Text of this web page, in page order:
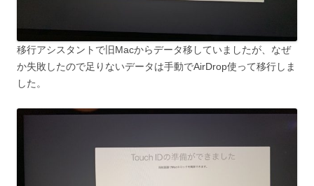
移行アシスタントで旧Macからデータ移していましたが、なぜ
か失敗したので足りないデータは手動でAirDrop使って移行しま
した。